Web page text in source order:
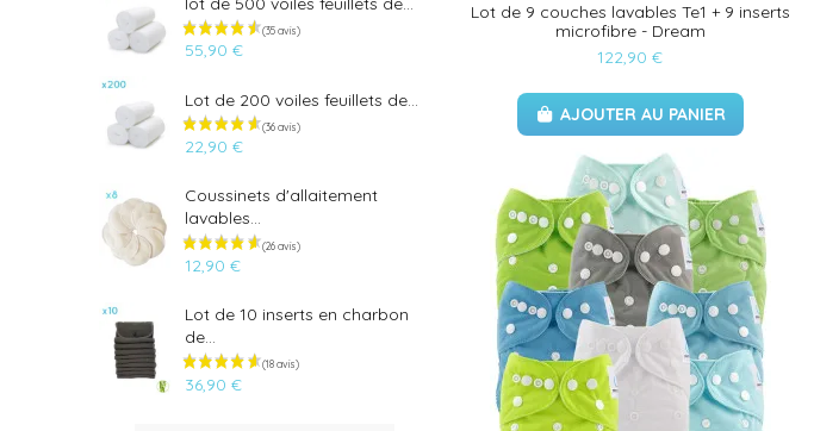
Lot de 9 couches lavables Te1 + 9 inserts
microfibre - Dream
122,90 €
AJOUTER AU PANIER
55,90 €
Lot de 200 voiles feuillets de...
22,90 €
Coussinets d'allaitement
lavables...
12,90 €
Lot de 10 inserts en charbon
de...
36,90 €